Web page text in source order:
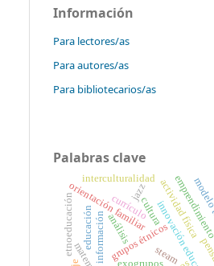
Información
Para lectores/as
Para autores/as
Para bibliotecarios/as
Palabras clave
innovación educativa
grupos étnicos
orientación familiar
exogrupos
informaciónanálisis actividad física
steam
interculturalidad
etnoeducación currículo
educación cultura
jazz